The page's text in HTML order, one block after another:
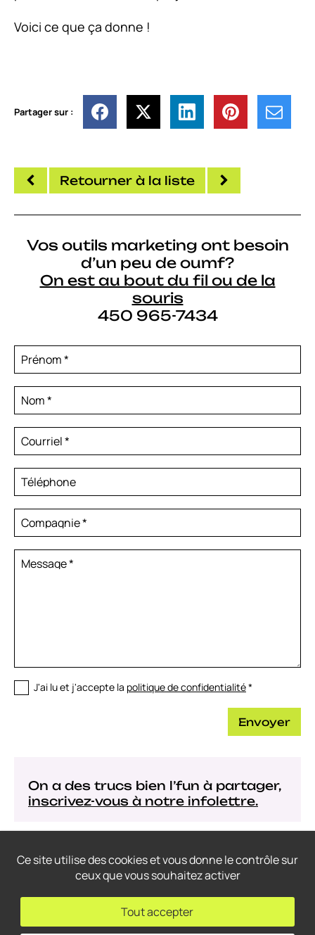
Ce site utilise des cookies et vous donne le contrôle sur
ceux que vous souhaitez activer
Tout accepter
Voici ce que ça donne !
Partager sur :
Retourner à la liste
Vos outils marketing ont besoin
d’un peu de oumf?
On est au bout du fil ou de la
souris
450 965-7434
Prénom*
Nom*
Courriel*
Téléphone
Compagnie*
Message*
J'ai lu et j'accepte la politique de confidentialité*
Envoyer
On a des trucs bien l’fun à partager,
inscrivez-vous à notre infolettre.
Thrace Graphistes Conseil